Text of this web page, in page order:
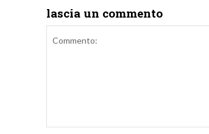
lascia un commento